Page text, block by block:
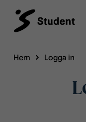
Hem Logga in